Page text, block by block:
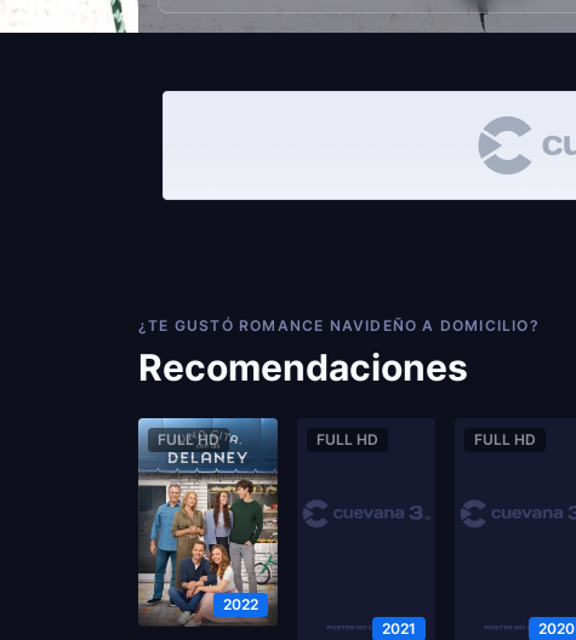
¿TE GUSTÓ ROMANCE NAVIDEÑO A DOMICILIO?
Recomendaciones
FULL HD
2022
FULL HD
2021
FULL HD
2020